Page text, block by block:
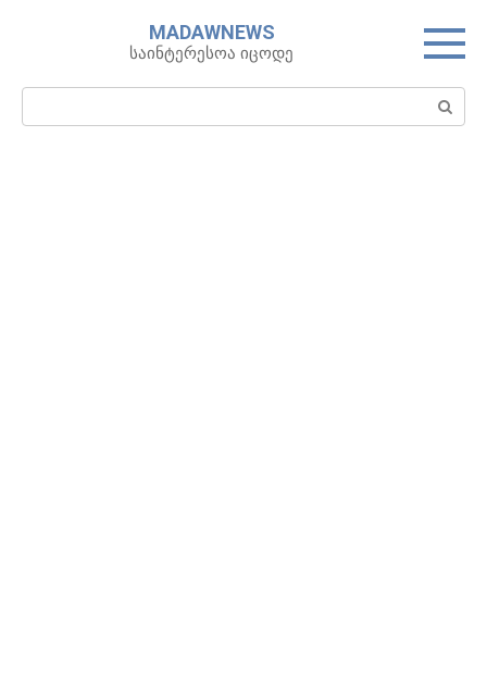
MADAWNEWS
საინტერესოა იცოდე
Search: